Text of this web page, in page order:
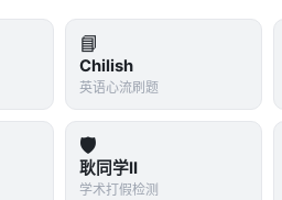
器、双塔稠密检索、late
-可维护性三角中寻找平衡。稠密
交叉编码器精度高但无法预计算
从矩阵分解、深度 CTR、序列
📘
Chilish
英语心流刷题
🛡️
耿同学II
学术打假检测